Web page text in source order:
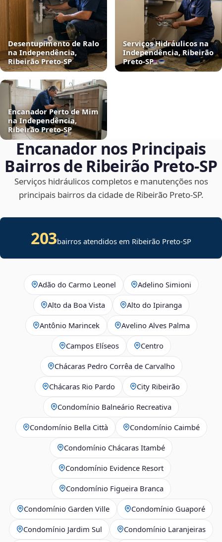
Desentupimento de Ralo
na Independência,
Ribeirão Preto‑SP
Serviços Hidráulicos na
Independência, Ribeirão
Preto‑SP
Encanador Perto de Mim
na Independência,
Ribeirão Preto‑SP
Encanador nos Principais
Bairros de Ribeirão Preto‑SP
Serviços hidráulicos completos e manutenções nos
principais bairros da cidade de Ribeirão Preto‑SP.
203bairros atendidos em Ribeirão Preto-SP
Adão do Carmo Leonel Adelino Simioni
Alto da Boa Vista Alto do Ipiranga
Antônio Marincek Avelino Alves Palma
Campos Elíseos Centro
Chácaras Pedro Corrêa de Carvalho
Chácaras Rio Pardo City Ribeirão
Condomínio Balneário Recreativa
Condomínio Bella Città Condomínio Caimbé
Condomínio Chácaras Itambé
Condomínio Evidence Resort
Condomínio Figueira Branca
Condomínio Garden Ville Condomínio Guaporé
Condomínio Jardim Sul Condomínio Laranjeiras